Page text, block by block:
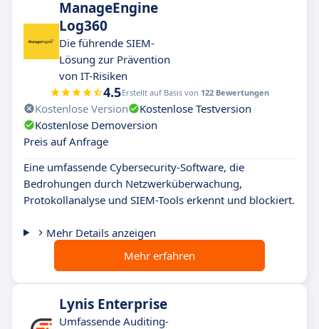
ManageEngine
Log360
Die führende SIEM-
Lösung zur Prävention
von IT-Risiken
4.5Erstellt auf Basis von 122 Bewertungen
Kostenlose Version
Kostenlose Testversion
Kostenlose Demoversion
Preis auf Anfrage
Eine umfassende Cybersecurity-Software, die
Bedrohungen durch Netzwerküberwachung,
Protokollanalyse und SIEM-Tools erkennt und blockiert.
Mehr Details anzeigen
Mehr erfahren
Lynis Enterprise
Umfassende Auditing-